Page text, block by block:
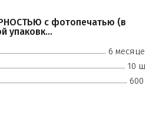
с фотопечатью (в
упаковк...
6
10
600